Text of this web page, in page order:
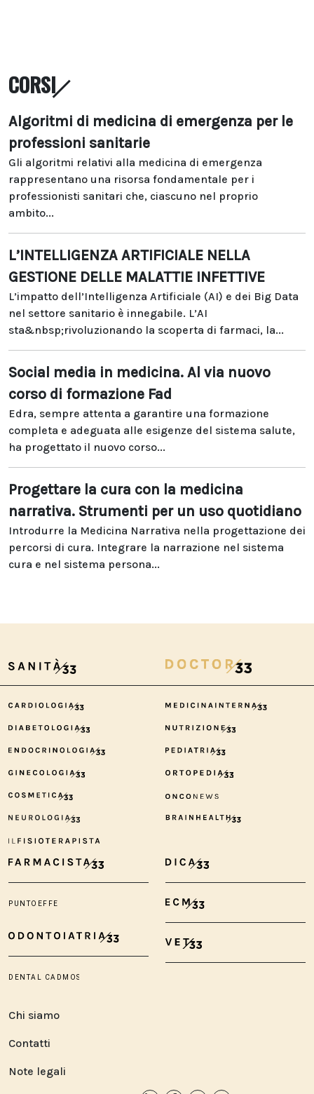
CORSI
Algoritmi di medicina di emergenza per le
professioni sanitarie
Gli algoritmi relativi alla medicina di emergenza
rappresentano una risorsa fondamentale per i
professionisti sanitari che, ciascuno nel proprio
ambito...
L’INTELLIGENZA ARTIFICIALE NELLA
GESTIONE DELLE MALATTIE INFETTIVE
L’impatto dell’Intelligenza Artificiale (AI) e dei Big Data
nel settore sanitario è innegabile. L’AI
sta&nbsp;rivoluzionando la scoperta di farmaci, la...
Social media in medicina. Al via nuovo
corso di formazione Fad
Edra, sempre attenta a garantire una formazione
completa e adeguata alle esigenze del sistema salute,
ha progettato il nuovo corso...
Progettare la cura con la medicina
narrativa. Strumenti per un uso quotidiano
Introdurre la Medicina Narrativa nella progettazione dei
percorsi di cura. Integrare la narrazione nel sistema
cura e nel sistema persona...
Chi siamo
Contatti
Note legali